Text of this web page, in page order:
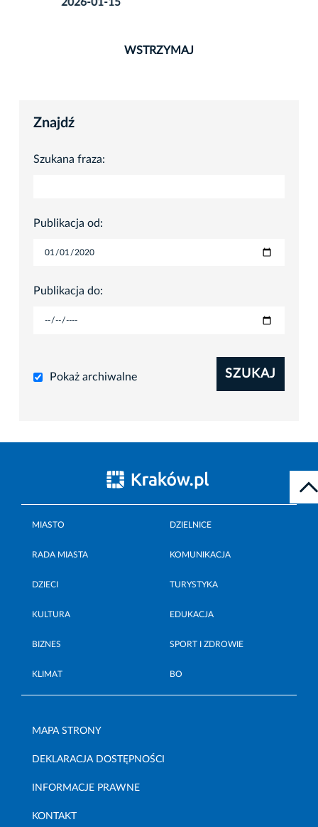
WSTRZYMAJ
Znajdź
Szukana fraza:
Publikacja od:
Publikacja do:
Pokaż archiwalne SZUKAJ
MIASTO DZIELNICE
RADA MIASTA KOMUNIKACJA
DZIECI TURYSTYKA
KULTURA EDUKACJA
BIZNES SPORT I ZDROWIE
KLIMAT BO
MAPA STRONY
DEKLARACJA DOSTĘPNOŚCI
INFORMACJE PRAWNE
KONTAKT